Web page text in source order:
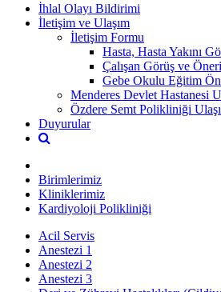
İhlal Olayı Bildirimi
İletişim ve Ulaşım
İletişim Formu
Hasta, Hasta Yakını
Çalışan Görüş ve
Gebe Okulu Eğitim
Menderes Devlet Hastanesi
Özdere Semt Polikliniği
Duyurular
Birimlerimiz
Kliniklerimiz
Kardiyoloji Polikliniği
Acil Servis
Anestezi 1
Anestezi 2
Anestezi 3